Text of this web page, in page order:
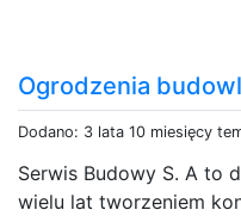
Ogrodzenia
Dodano: 3 lata 10 miesięcy
Serwis Budowy S. A to
wielu lat tworzeniem